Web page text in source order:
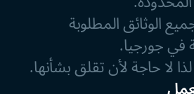
الوثائق المطلوبة
في جورجيا.
لا حاجة لأن تقلق بشأنها.